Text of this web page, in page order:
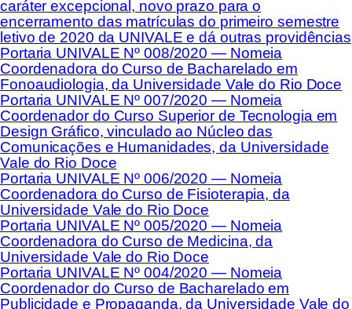
caráter excepcional, novo prazo para o
encerramento das matrículas do primeiro semestre
letivo de 2020 da UNIVALE e dá outras providências
Portaria UNIVALE Nº 008/2020 — Nomeia
Coordenadora do Curso de Bacharelado em
Fonoaudiologia, da Universidade Vale do Rio Doce
Portaria UNIVALE Nº 007/2020 — Nomeia
Coordenador do Curso Superior de Tecnologia em
Design Gráfico, vinculado ao Núcleo das
Comunicações e Humanidades, da Universidade
Vale do Rio Doce
Portaria UNIVALE Nº 006/2020 — Nomeia
Coordenadora do Curso de Fisioterapia, da
Universidade Vale do Rio Doce
Portaria UNIVALE Nº 005/2020 — Nomeia
Coordenadora do Curso de Medicina, da
Universidade Vale do Rio Doce
Portaria UNIVALE Nº 004/2020 — Nomeia
Coordenador do Curso de Bacharelado em
Publicidade e Propaganda, da Universidade Vale do